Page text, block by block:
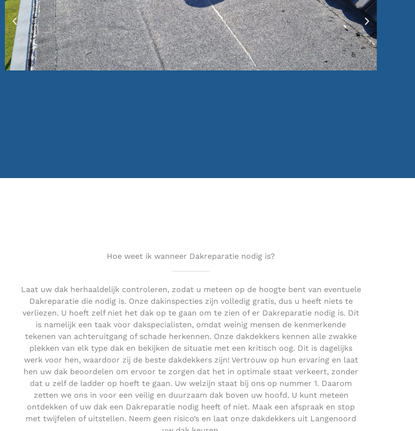
Hoe weet ik wanneer Dakreparatie nodig is?
Laat uw dak herhaaldelijk controleren, zodat u meteen op de hoogte bent van eventuele
Dakreparatie die nodig is. Onze dakinspecties zijn volledig gratis, dus u heeft niets te
verliezen. U hoeft zelf niet het dak op te gaan om te zien of er Dakreparatie nodig is. Dit
is namelijk een taak voor dakspecialisten, omdat weinig mensen de kenmerkende
tekenen van achteruitgang of schade herkennen. Onze dakdekkers kennen alle zwakke
plekken van elk type dak en bekijken de situatie met een kritisch oog. Dit is dagelijks
werk voor hen, waardoor zij de beste dakdekkers zijn! Vertrouw op hun ervaring en laat
hen uw dak beoordelen om ervoor te zorgen dat het in optimale staat verkeert, zonder
dat u zelf de ladder op hoeft te gaan. Uw welzijn staat bij ons op nummer 1. Daarom
zetten we ons in voor een veilig en duurzaam dak boven uw hoofd. U kunt meteen
ontdekken of uw dak een Dakreparatie nodig heeft of niet. Maak een afspraak en stop
met twijfelen of uitstellen. Neem geen risico’s en laat onze dakdekkers uit Langenoord